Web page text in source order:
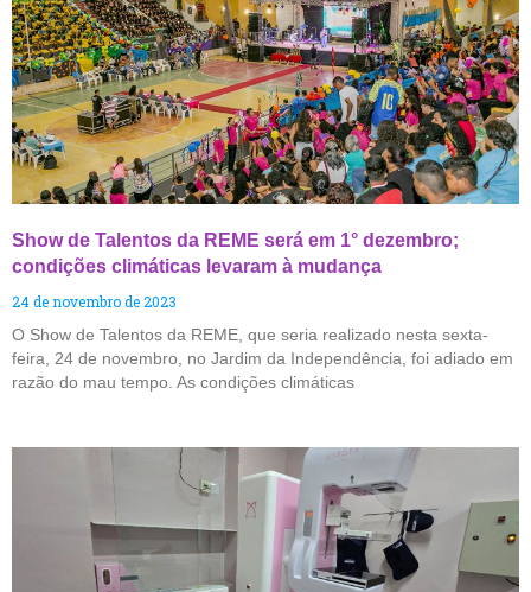
Show de Talentos da REME será em 1° dezembro;
condições climáticas levaram à mudança
24 de novembro de 2023
O Show de Talentos da REME, que seria realizado nesta sexta-
feira, 24 de novembro, no Jardim da Independência, foi adiado em
razão do mau tempo. As condições climáticas